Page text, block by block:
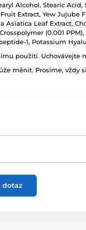
Alcohol, Stearic
Extract, Yew Jujube
Asiatica Leaf Extract,
(0.001
1, Potassium
použití. Uchovávejte
měnit. Prosíme, vždy
dotaz